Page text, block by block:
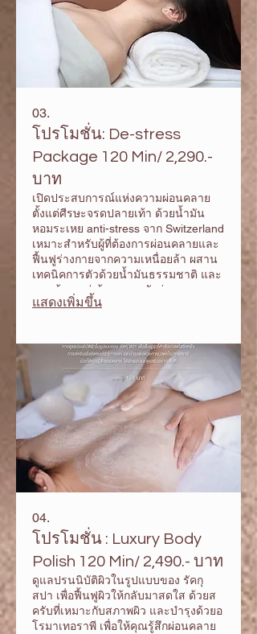
03.
โปรโมชั่น: De-stress
Package 120 Min/ 2,290.-
บาท
เปิดประสบการณ์แห่งความผ่อนคลาย
ตั้งแต่ศีรษะจรดปลายเท้า ด้วยน้ำมัน
หอมระเหย anti-stress จาก Switzerland
เหมาะสำหรับผู้ที่ต้องการผ่อนคลายและ
ฟื้นฟูร่างกายจากความเหนื่อยล้า ผสาน
เทคนิคการตัวด้วยน้ำมันธรรมชาติ และ
นวดท้อง แช่เท้า + นวดตัวผ่อนคลาย
ด้วยน้ำมันหอมระเหย anti-stress จาก
ผ่อนคลายบนใบหน้า + ชาออแกนิค และ
ผลไม้สด
แสดงเพิ่มขึ้น
04.
โปรโมชั่น : Luxury Body
Polish 120 Min/ 2,490.- บาท
ดูแลปรนนิบัติผิวในรูปแบบของ รัคกุ
สปา เพื่อฟื้นฟูผิวให้กลับมาสดใส ด้วยส
ครับที่เหมาะกับสภาพผิว และบำรุงด้วยอ
โรมาเทอราพี เพื่อให้คุณรู้สึกผ่อนคลาย